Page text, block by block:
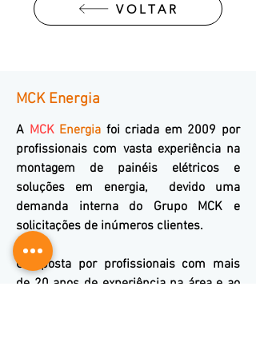
VOLTAR
MCK Energia
A MCK Energia foi criada em 2009 por
profissionais com vasta experiência na
montagem de painéis elétricos e
soluções em energia, devido uma
demanda interna do Grupo MCK e
solicitações de inúmeros clientes.
Composta por profissionais com mais
de 20 anos de experiência na área e ao